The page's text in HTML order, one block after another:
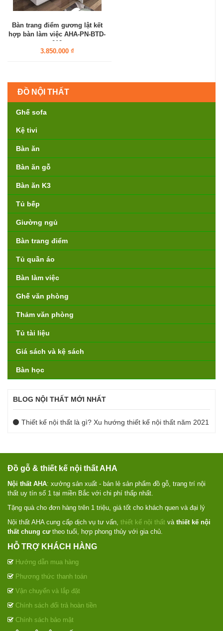
Bàn trang điểm gương lật kết
hợp bàn làm việc AHA-PN-BTD-
012
3.850.000 ₫
ĐỒ NỘI THẤT
Ghế sofa
Kệ tivi
Bàn ăn
Bàn ăn gỗ
Bàn ăn K3
Tủ bếp
Giường ngủ
Bàn trang điểm
Tủ quần áo
Bàn làm việc
Ghế văn phòng
Thảm văn phòng
Tủ tài liệu
Giá sách và kệ sách
Bàn học
BLOG NỘI THẤT MỚI NHẤT
Thiết kế nội thất là gì? Xu hướng thiết kế nội thất năm 2021
Đồ gỗ & thiết kế nội thất AHA
Nội thất AHA: xưởng sản xuất - bán lẻ sản phẩm đồ gỗ, trang trí nội
thất uy tín số 1 tại miền Bắc với chi phí thấp nhất.
Tặng quà cho đơn hàng trên 1 triệu, giá tốt cho khách quen và đại lý
Nội thất AHA cung cấp dịch vụ tư vấn, thiết kế nội thất và thiết kế nội
thất chung cưtheo tuổi, hợp phong thủy với gia chủ.
HỖ TRỢ KHÁCH HÀNG
Hướng dẫn mua hàng
Phương thức thanh toán
Vận chuyển và lắp đặt
Chính sách đổi trả hoàn tiền
Chính sách bảo mật